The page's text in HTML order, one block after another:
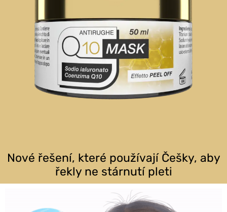
Nové řešení, které používají Češky, aby
řekly ne stárnutí pleti